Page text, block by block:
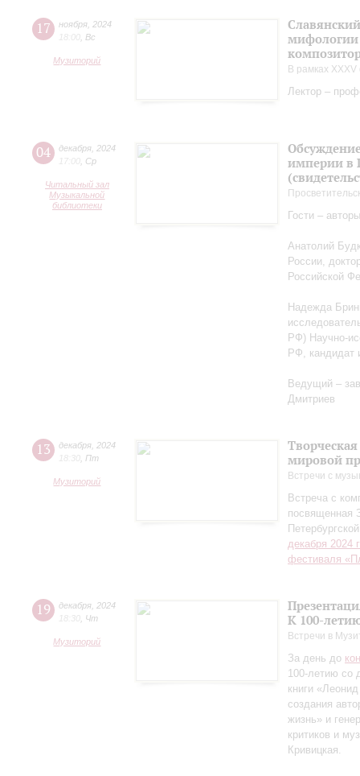
17 ноября 2024
18:00 Вс
Музиторий
мифологии
В рамках
Лектор –
04 декабря 2024
17:00 Ср
Читальный зал
Музыкальной
библиотеки
империи в
Гости –
Анатолий
России,
Российской
Надежда
РФ) Научно-
РФ, кандидат
Ведущий –
Дмитриев
13 декабря 2024
18:30 Пт
Музиторий
мировой
Встречи с
Встреча с
посвященная
декабря 2024
фестиваля
19 декабря 2024
18:30 Чт
Музиторий
К 100-
Встречи в
За день до
100-летию со
книги
создания
жизнь» и
критиков и
Кривицкая.